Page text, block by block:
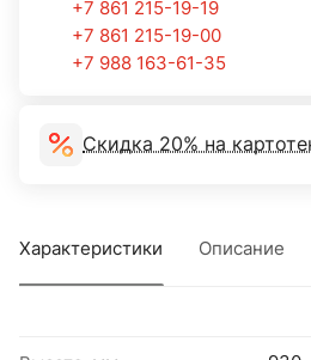
+7 861 215-19-19
+7 861 215-19-00
+7 988 163-61-35
Скидка 20% на
Характеристики Описание